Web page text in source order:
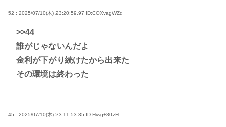
52 : 2025/07/10(木) 23:20:59.97 ID:COXvagWZd
>>44
誰がじゃないんだよ
金利が下がり続けたから出来た
その環境は終わった
45 : 2025/07/10(木) 23:11:53.35 ID:Hiwg+80zH